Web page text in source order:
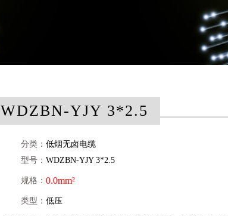
WDZBN-YJY 3*2.5
分类： 低烟无卤电缆
型号： WDZBN-YJY 3*2.5
规格： 0.0mm²
类型： 低压